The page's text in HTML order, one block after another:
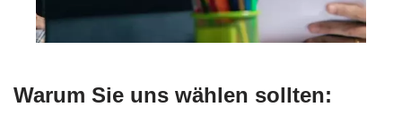
Warum Sie uns wählen sollten: